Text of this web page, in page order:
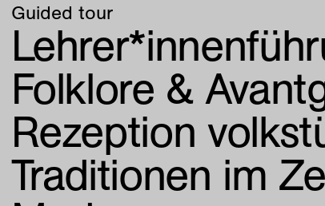
Guided tour
Folklore &
Rezeption
Traditionen im